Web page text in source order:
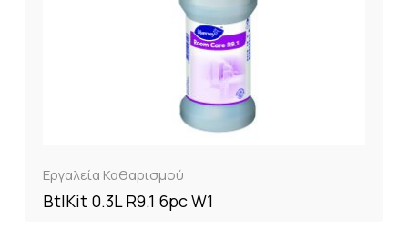
Εργαλεία Καθαρισμού
BtlKit 0.3L R9.1 6pc W1